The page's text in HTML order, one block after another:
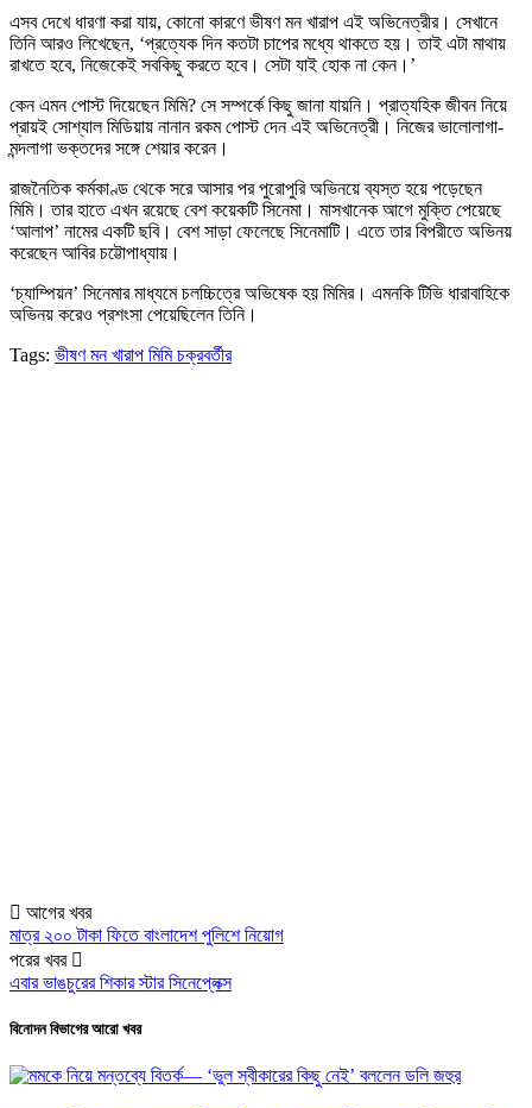
এসব দেখে ধারণা করা যায়, কোনো কারণে ভীষণ মন খারাপ এই অভিনেত্রীর। সেখানে
তিনি আরও লিখেছেন, ‘প্রত্যেক দিন কতটা চাপের মধ্যে থাকতে হয়। তাই এটা মাথায়
রাখতে হবে, নিজেকেই সবকিছু করতে হবে। সেটা যাই হোক না কেন।’
কেন এমন পোস্ট দিয়েছেন মিমি? সে সম্পর্কে কিছু জানা যায়নি। প্রাত্যহিক জীবন নিয়ে
প্রায়ই সোশ্যাল মিডিয়ায় নানান রকম পোস্ট দেন এই অভিনেত্রী। নিজের ভালোলাগা-
মন্দলাগা ভক্তদের সঙ্গে শেয়ার করেন।
রাজনৈতিক কর্মকাণ্ড থেকে সরে আসার পর পুরোপুরি অভিনয়ে ব্যস্ত হয়ে পড়েছেন
মিমি। তার হাতে এখন রয়েছে বেশ কয়েকটি সিনেমা। মাসখানেক আগে মুক্তি পেয়েছে
‘আলাপ’ নামের একটি ছবি। বেশ সাড়া ফেলেছে সিনেমাটি। এতে তার বিপরীতে অভিনয়
করেছেন আবির চট্টোপাধ্যায়।
‘চ্যাম্পিয়ন’ সিনেমার মাধ্যমে চলচ্চিত্রে অভিষেক হয় মিমির। এমনকি টিভি ধারাবাহিকে
অভিনয় করেও প্রশংসা পেয়েছিলেন তিনি।
Tags: ভীষণ মন খারাপ মিমি চক্রবর্তীর
আগের খবর
মাত্র ২০০ টাকা ফিতে বাংলাদেশ পুলিশে নিয়োগ
পরের খবর
এবার ভাঙচুরের শিকার স্টার সিনেপ্লেক্স
বিনোদন বিভাগের আরো খবর